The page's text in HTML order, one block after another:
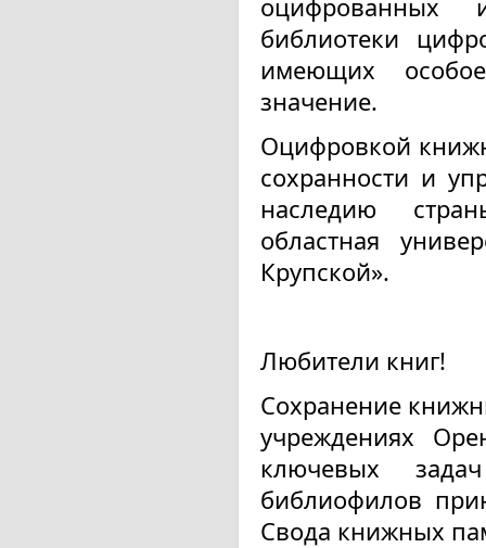
оцифрованных
библиотеки
имеющих
значение.
Оцифровкой
сохранности и
наследию
областная
Крупской».
Любители книг!
Сохранение
учреждениях
ключевых
библиофилов
Свода книжных